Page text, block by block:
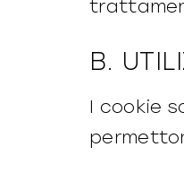
B.
I cookie